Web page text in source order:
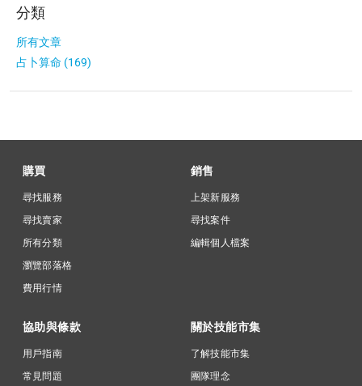
分類
所有文章
占卜算命 (169)
購買
尋找服務
尋找賣家
所有分類
瀏覽部落格
費用行情
銷售
上架新服務
尋找案件
編輯個人檔案
協助與條款
用戶指南
常見問題
關於技能市集
了解技能市集
團隊理念